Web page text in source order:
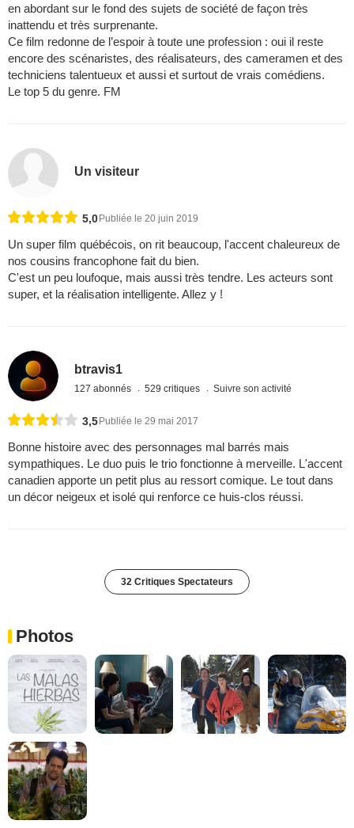
en abordant sur le fond des sujets de société de façon très
inattendu et très surprenante.
Ce film redonne de l’espoir à toute une profession : oui il reste
encore des scénaristes, des réalisateurs, des cameramen et des
techniciens talentueux et aussi et surtout de vrais comédiens.
Le top 5 du genre. FM
Un visiteur
5,0 Publiée le 20 juin 2019
Un super film québécois, on rit beaucoup, l'accent chaleureux de
nos cousins francophone fait du bien.
C'est un peu loufoque, mais aussi très tendre. Les acteurs sont
super, et la réalisation intelligente. Allez y !
btravis1
127 abonnés 529 critiques Suivre son activité
3,5 Publiée le 29 mai 2017
Bonne histoire avec des personnages mal barrés mais
sympathiques. Le duo puis le trio fonctionne à merveille. L'accent
canadien apporte un petit plus au ressort comique. Le tout dans
un décor neigeux et isolé qui renforce ce huis-clos réussi.
32 Critiques Spectateurs
Photos